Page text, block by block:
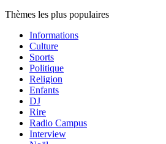
Thèmes les plus populaires
Informations
Culture
Sports
Politique
Religion
Enfants
DJ
Rire
Radio Campus
Interview